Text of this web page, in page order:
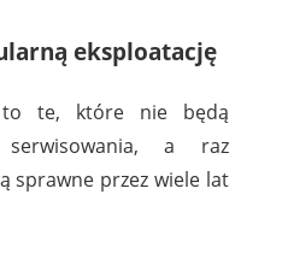
eksploatację
te, które nie będą
serwisowania, a raz
sprawne przez wiele lat